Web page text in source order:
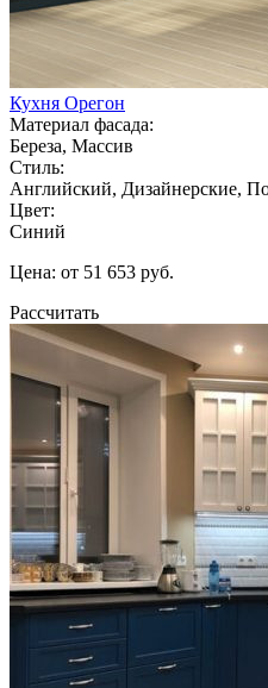
Кухня Орегон
Материал фасада:
Береза, Массив
Стиль:
Английский, Дизайнерские,
Цвет:
Синий
Цена: от 51 653 руб.
Рассчитать